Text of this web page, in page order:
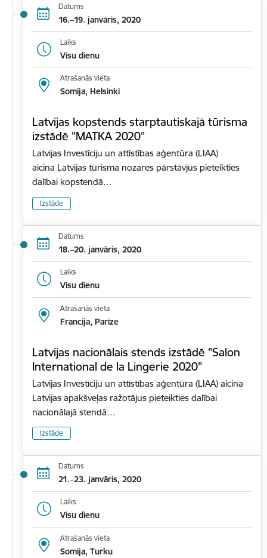
Datums
16.–19. janvāris, 2020
Laiks
Visu dienu
Atrašanās vieta
Somija, Helsinki
Latvijas kopstends starptautiskajā tūrisma
izstādē "MATKA 2020"
Latvijas Investīciju un attīstības aģentūra (LIAA)
aicina Latvijas tūrisma nozares pārstāvjus pieteikties
dalībai kopstendā…
Izstāde
Datums
18.–20. janvāris, 2020
Laiks
Visu dienu
Atrašanās vieta
Francija, Parīze
Latvijas nacionālais stends izstādē "Salon
International de la Lingerie 2020"
Latvijas Investīciju un attīstības aģentūra (LIAA) aicina
Latvijas apakšveļas ražotājus pieteikties dalībai
nacionālajā stendā…
Izstāde
Datums
21.–23. janvāris, 2020
Laiks
Visu dienu
Atrašanās vieta
Somija, Turku